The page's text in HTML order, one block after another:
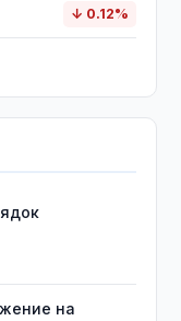
↓ 0.12%
на